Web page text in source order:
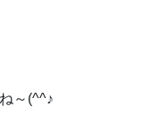
～(^^♪